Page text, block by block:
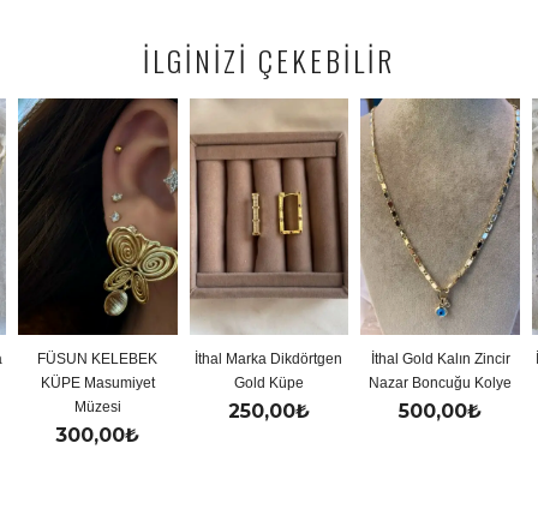
İLGİNİZİ ÇEKEBİLİR
KELEBEK
İthal Marka Dikdörtgen
Gold Küpe
İthal Gold Kalın Zincir
Nazar Boncuğu Kolye
İthal Gold
Y